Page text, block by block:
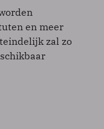
en meer
zal zo